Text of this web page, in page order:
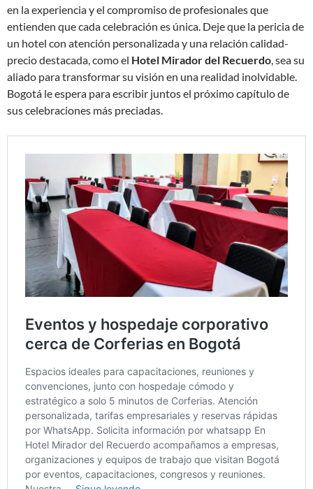
en la experiencia y el compromiso de profesionales que
entienden que cada celebración es única. Deje que la pericia de
un hotel con atención personalizada y una relación calidad-
precio destacada, como el Hotel Mirador del Recuerdo, sea su
aliado para transformar su visión en una realidad inolvidable.
Bogotá le espera para escribir juntos el próximo capítulo de
sus celebraciones más preciadas.